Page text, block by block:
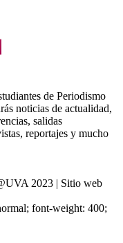
de Periodismo
noticias de actualidad,
salidas
reportajes y mucho
2023 | Sitio web
font-weight: 400;